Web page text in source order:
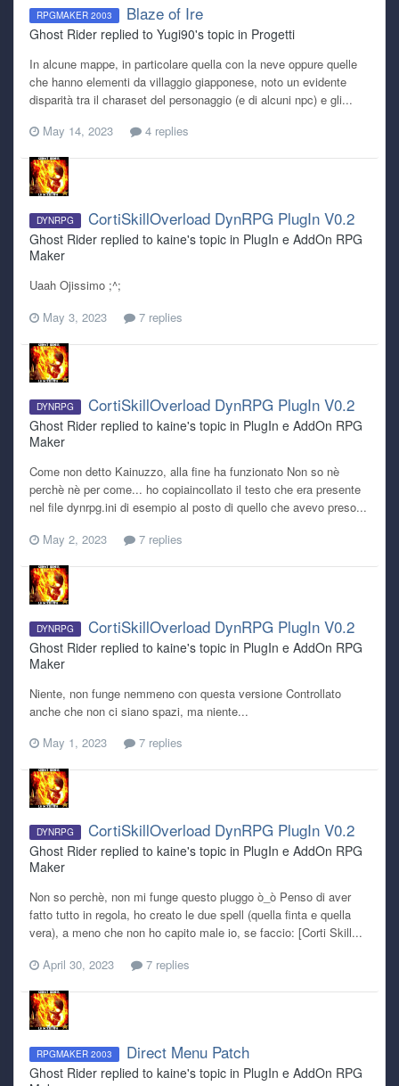
RPGMAKER 2003 Blaze of Ire
Ghost Rider replied to Yugi90's topic in Progetti
In alcune mappe, in particolare quella con la neve oppure quelle
che hanno elementi da villaggio giapponese, noto un evidente
disparità tra il charaset del personaggio (e di alcuni npc) e gli...
May 14, 2023
4 replies
DYNRPG CortiSkillOverload DynRPG PlugIn V0.2
Ghost Rider replied to kaine's topic in PlugIn e AddOn RPG
Maker
Uaah Ojissimo ;^;
May 3, 2023
7 replies
DYNRPG CortiSkillOverload DynRPG PlugIn V0.2
Ghost Rider replied to kaine's topic in PlugIn e AddOn RPG
Maker
Come non detto Kainuzzo, alla fine ha funzionato Non so nè
perchè nè per come... ho copiaincollato il testo che era presente
nel file dynrpg.ini di esempio al posto di quello che avevo preso...
May 2, 2023
7 replies
DYNRPG CortiSkillOverload DynRPG PlugIn V0.2
Ghost Rider replied to kaine's topic in PlugIn e AddOn RPG
Maker
Niente, non funge nemmeno con questa versione Controllato
anche che non ci siano spazi, ma niente...
May 1, 2023
7 replies
DYNRPG CortiSkillOverload DynRPG PlugIn V0.2
Ghost Rider replied to kaine's topic in PlugIn e AddOn RPG
Maker
Non so perchè, non mi funge questo pluggo ò_ò Penso di aver
fatto tutto in regola, ho creato le due spell (quella finta e quella
vera), a meno che non ho capito male io, se faccio: [Corti Skill...
April 30, 2023
7 replies
RPGMAKER 2003 Direct Menu Patch
Ghost Rider replied to kaine's topic in PlugIn e AddOn RPG